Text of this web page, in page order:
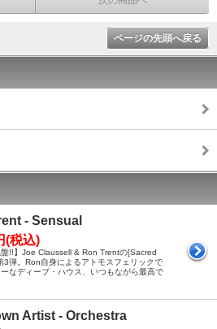
ページの先頭へ戻る
- Sensual
(税込)
盤!!】Joe Claussell & Ron Trentの[Sacred
3弾。Ron自身によるアトモスフェリックで
なディープ・ハウス、いつもながら最高で
Artist - Orchestra